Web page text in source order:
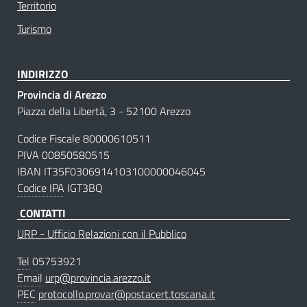
Territorio
Turismo
INDIRIZZO
Provincia di Arezzo
Piazza della Libertà, 3 - 52100 Arezzo
Codice Fiscale 80000610511
PIVA 00850580515
IBAN IT35F0306914103100000046045
Codice IPA IGT3BQ
CONTATTI
URP - Ufficio Relazioni con il Pubblico
Tel 05753921
Email urp@provincia.arezzo.it
PEC protocollo.provar@postacert.toscana.it